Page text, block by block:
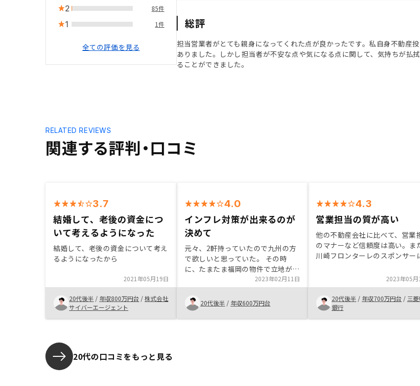
2 85件
1 1件
全ての評価を見る
総評
担当営業者がとても親身になってくれた点が良かったです。私自身不動産
ありました。しかし担当者が不安な点や気になる点に関して、気持ちが
ることができました。
関連する評判・口コミ
RELATED REVIEWS
3.7
結婚して、老後の資金につ
いて考えるようになった
結婚して、老後の資金について考え
るようになったから
2021年05月19日
20代後半 / 年収800万円台 /株式会社
サイバーエージェント
4.0
インフレ対策が出来るのが
決めて
元々、2軒持っていたので九州の方
で欲しいと思っていた。 その時
に、たまたま福岡の物件で立地が良
く値段もそこそこいいのがあったの
で購入した。 不動産はインフラ対
策になるし、老後対策にもなるので
いいと思う。 契約から手続きまで
スムーズだったので満足です。特に
2023年02月11日
20代後半 / 年収600万円台
4.3
営業担当の質が高い
他の不動産会社に比べて、営業
のマナーなど信頼度は高い。ま
川崎フロンターレのスポンサー
度も高く、不動産管理を任せた
思いました。他の不動産会社と
てみるとより分かるかと思いま
2023年05月
20代後半 / 年収700万円台 / 三菱
銀行
20代の口コミをもっと見る